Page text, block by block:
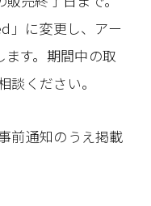
」に変更し、アー
す。期間中の取
談ください。
前通知のうえ掲載